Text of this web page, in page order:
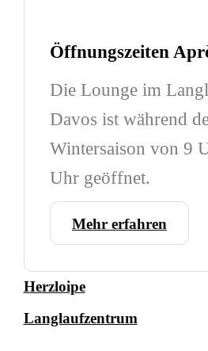
Öffnungszeiten
Die Lounge im
Davos ist während
Wintersaison von 9
Uhr geöffnet.
Mehr erfahren
Herzloipe
Langlaufzentrum